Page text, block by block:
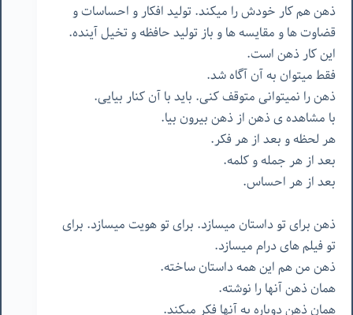
ذهن هم کار خودش را میکند. تولید افکار و احساسات و
قضاوت ها و مقایسه ها و باز تولید حافظه و تخیل آینده.
این کار ذهن است.
فقط میتوان به آن آگاه شد.
ذهن را نمیتوانی متوقف کنی. باید با آن کنار بیایی.
با مشاهده ی ذهن از ذهن بیرون بیا.
هر لحظه و بعد از هر فکر.
بعد از هر جمله و کلمه.
بعد از هر احساس.
ذهن برای تو داستان میسازد. برای تو هویت میسازد. برای
تو فیلم های درام میسازد.
ذهن من هم این همه داستان ساخته.
همان ذهن آنها را نوشته.
همان ذهن دوباره به آنها فکر میکند.